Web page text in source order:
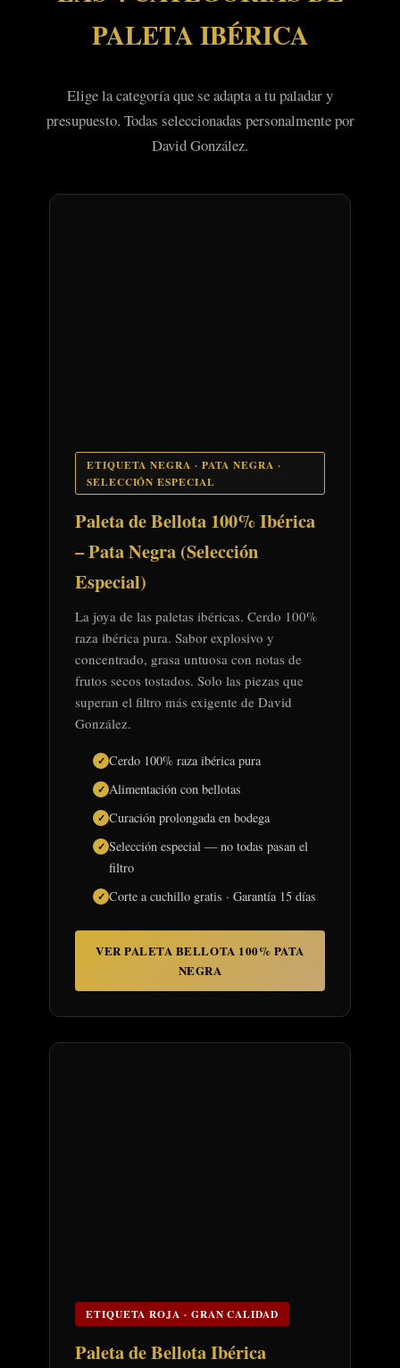
PALETA IBÉRICA
Elige la categoría que se adapta a tu paladar y
presupuesto. Todas seleccionadas personalmente por
David González.
ETIQUETA NEGRA · PATA NEGRA ·
SELECCIÓN ESPECIAL
Paleta de Bellota 100% Ibérica
– Pata Negra (Selección
Especial)
La joya de las paletas ibéricas. Cerdo 100%
raza ibérica pura. Sabor explosivo y
concentrado, grasa untuosa con notas de
frutos secos tostados. Solo las piezas que
superan el filtro más exigente de David
González.
Cerdo 100% raza ibérica pura
Alimentación con bellotas
Curación prolongada en bodega
Selección especial — no todas pasan el
filtro
Corte a cuchillo gratis · Garantía 15 días
VER PALETA BELLOTA 100% PATA
NEGRA
ETIQUETA ROJA · GRAN CALIDAD
Paleta de Bellota Ibérica